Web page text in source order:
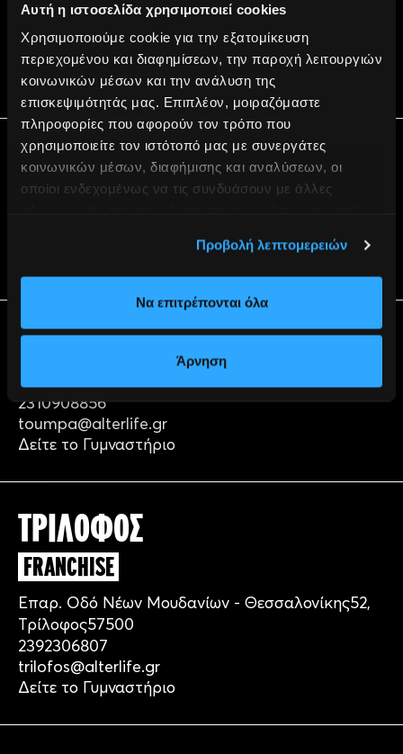
Αυτή η ιστοσελίδα χρησιμοποιεί cookies
Χρησιμοποιούμε cookie για την εξατομίκευση
περιεχομένου και διαφημίσεων, την παροχή λειτουργιών
κοινωνικών μέσων και την ανάλυση της
επισκεψιμότητάς μας. Επιπλέον, μοιραζόμαστε
πληροφορίες που αφορούν τον τρόπο που
χρησιμοποιείτε τον ιστότοπό μας με συνεργάτες
κοινωνικών μέσων, διαφήμισης και αναλύσεων, οι
οποίοι ενδεχομένως να τις συνδυάσουν με άλλες
Προβολή λεπτομερειών
Να επιτρέπονται όλα
Άρνηση
Βας. Όλγας249,Θεσσαλονίκη54655
2310412126
ntepo@alterlife.gr
Δείτε το Γυμναστήριο
ΠΥΛΑΙΑ
Πάροδος 17ης Νοεμβρίου87,Πυλαία55535
ΤΟΥΜΠΑ
Γρηγορίου Λαμπράκη
2310908856
toumpa@alterlife.gr
Δείτε το Γυμναστήριο
ΤΡΙΛΟΦΟΣ
FRANCHISE
Επαρ. Οδό Νέων Μουδανίων - Θεσσαλονίκης52,
Τρίλοφος57500
2392306807
trilofos@alterlife.gr
Δείτε το Γυμναστήριο